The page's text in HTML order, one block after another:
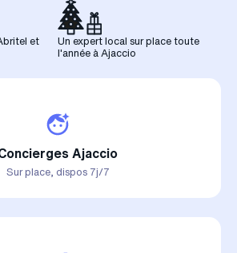
et
Un expert local sur place toute
l'année à Ajaccio
Ajaccio
Sur place, dispos 7j/7